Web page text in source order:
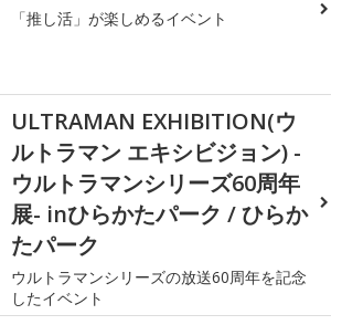
「推し活」が楽しめるイベント
ULTRAMAN EXHIBITION(ウ
ルトラマン エキシビジョン) -
ウルトラマンシリーズ60周年
展- inひらかたパーク / ひらか
たパーク
ウルトラマンシリーズの放送60周年を記念
したイベント